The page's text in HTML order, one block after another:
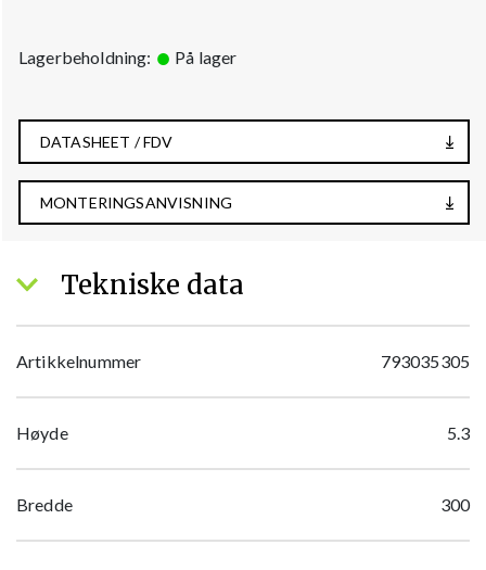
Lagerbeholdning: På lager
DATASHEET / FDV
MONTERINGSANVISNING
Tekniske data
Artikkelnummer 793035305
Høyde 5.3
Bredde 300